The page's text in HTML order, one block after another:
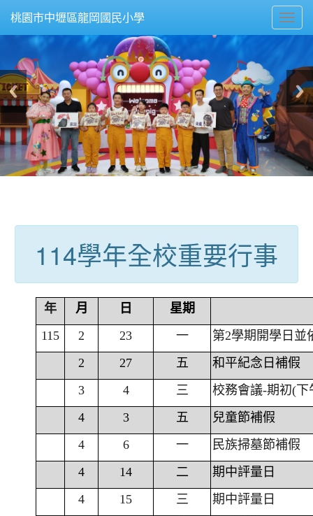
桃園市中壢區龍岡國民小學
114學年全校重要行事
年 月 日
星期
115
2 23 一
第2學期開學日並
2
27 五
和平紀念日補假
3
4 三
校務會議-期初(下
4
3 五
兒童節補假
4
6 一
民族掃墓節補假
4
14 二
期中評量日
4
15 三
期中評量日